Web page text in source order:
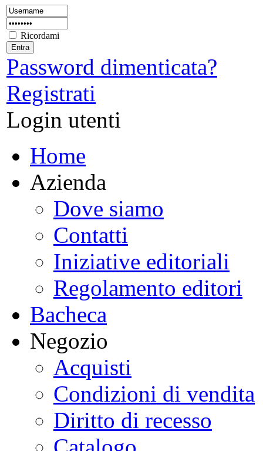
Ricordami
Password dimenticata?
Registrati
Login utenti
Home
Azienda
Dove siamo
Contatti
Iniziative editoriali
Regolamento editori
Bacheca
Negozio
Acquisti
Condizioni di vendita
Diritto di recesso